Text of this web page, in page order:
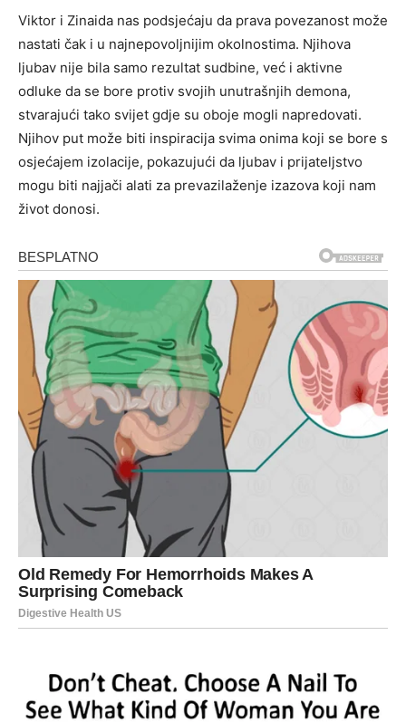
Viktor i Zinaida nas podsjećaju da prava povezanost može
nastati čak i u najnepovoljnijim okolnostima. Njihova
ljubav nije bila samo rezultat sudbine, već i aktivne
odluke da se bore protiv svojih unutrašnjih demona,
stvarajući tako svijet gdje su oboje mogli napredovati.
Njihov put može biti inspiracija svima onima koji se bore s
osjećajem izolacije, pokazujući da ljubav i prijateljstvo
mogu biti najjači alati za prevazilaženje izazova koji nam
život donosi.